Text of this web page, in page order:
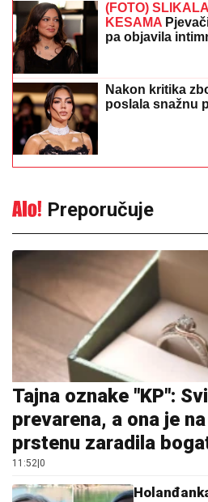
(FOTO)
KESAMA
pa objavila
Nakon kritika
poslala snažnu
Preporučuje
Tajna oznake "KP":
prevarena, a ona je
prstenu zaradila
11:52|0